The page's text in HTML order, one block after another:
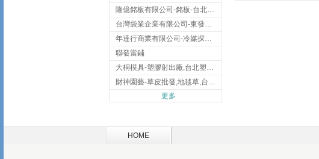
隆億銘板有限公司-銘板-台北銘板-板橋銘板
台灣袋業企業有限公司-東發企業社/台中太空袋/太空包
年達行商業有限公司-冷媒探漏儀,壓力錶組,真空泵浦,台北冷凍空調材料
聯發當鋪
大桐模具-塑膠射出廠,台北塑膠射出廠
財神園藝-草皮批發,地毯草,台北草,彰化地毯草,彰化台北草
更多
HOME